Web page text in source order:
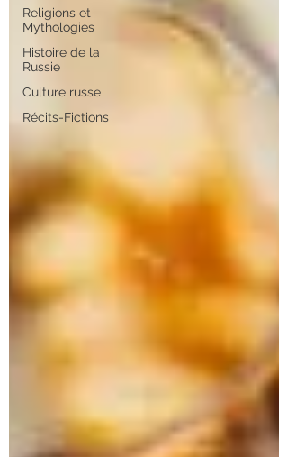
Religions et
Mythologies
Histoire de la
Russie
Culture russe
Récits-Fictions